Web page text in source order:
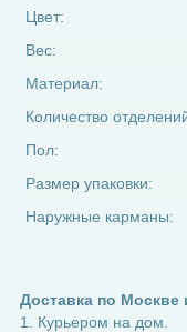
Цвет:
Вес:
Материал:
Количество
Пол:
Размер упаковки:
Наружные карманы:
Доставка по Москве
1. Курьером на дом.